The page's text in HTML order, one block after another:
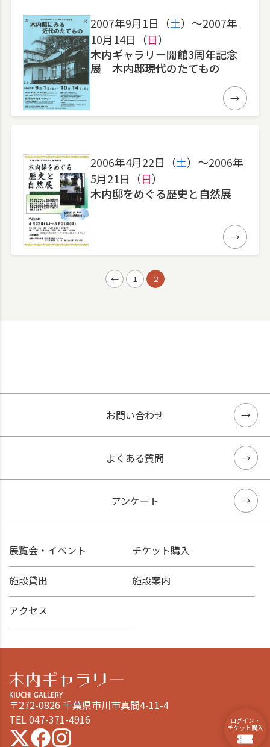
2007年9月1日（土）〜2007年
10月14日（日）
木内ギャラリー開館3周年記念
展 木内邸現代のたてもの
詳細
2006年4月22日（土）〜2006年
5月21日（日）
木内邸をめぐる歴史と自然展
詳細
← 1 2
お問い合わせ
よくある質問
アンケート
展覧会・イベント チケット購入
施設貸出 施設案内
アクセス
ログイン・
チケット購入
〒272-0826 千葉県市川市真間4-11-4
TEL 047-371-4916